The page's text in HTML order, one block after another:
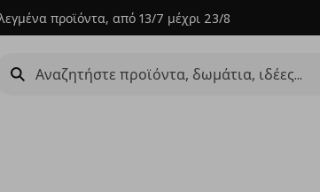
προϊόντα, από 13/7 μέχρι 23/8